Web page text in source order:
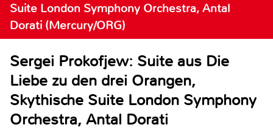
Suite London Symphony Orchestra, Antal
Dorati (Mercury/ORG)
Sergei Prokofjew: Suite aus Die
Liebe zu den drei Orangen,
Skythische Suite London Symphony
Orchestra, Antal Dorati